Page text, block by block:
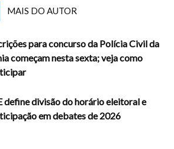
MAIS DO AUTOR
para concurso da Polícia Civil da
começam nesta sexta; veja como
define divisão do horário eleitoral e
em debates de 2026